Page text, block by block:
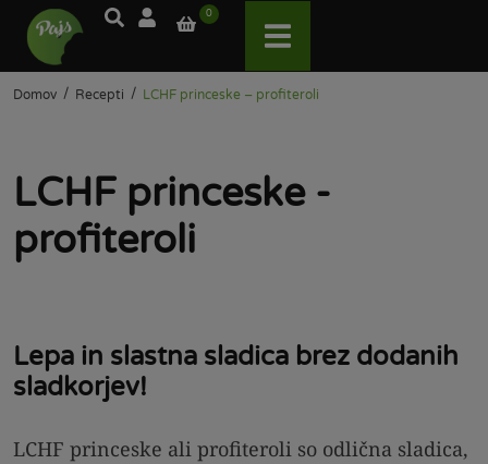
0
Domov / Recepti / LCHF princeske – profiteroli
LCHF princeske -
profiteroli
Lepa in slastna sladica brez dodanih
sladkorjev!
LCHF princeske ali profiteroli so odlična sladica,